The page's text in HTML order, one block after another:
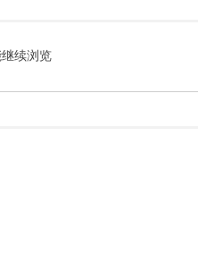
续浏览